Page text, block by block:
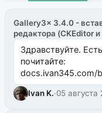
Gallery3x 3.4.0 -
редактора (CKEditor и
Здравствуйте.
почитайте:
docs.ivan345.com/
ms2galleryphp
Ivan K.·05 августа